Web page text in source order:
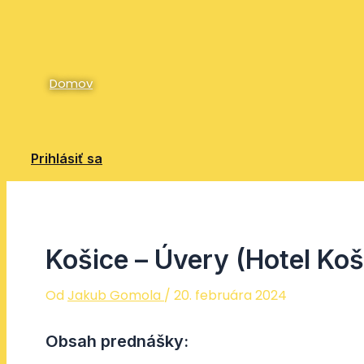
Domov
Prihlásiť sa
Košice – Úvery (Hotel
OdJakub Gomola / 20. februára 2024
Obsah prednášky: